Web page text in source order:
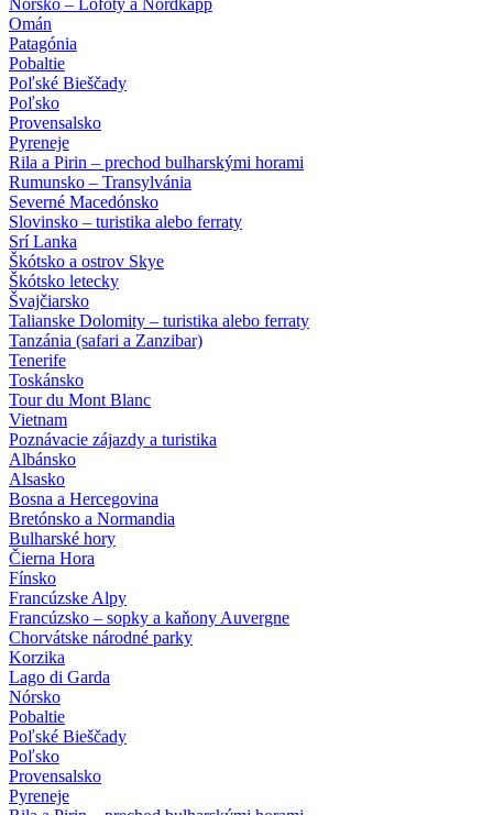
Nórsko – Lofoty a Nordkapp
Omán
Patagónia
Pobaltie
Poľské Bieščady
Poľsko
Provensalsko
Pyreneje
Rila a Pirin – prechod bulharskými horami
Rumunsko – Transylvánia
Severné Macedónsko
Slovinsko – turistika alebo ferraty
Srí Lanka
Škótsko a ostrov Skye
Škótsko letecky
Švajčiarsko
Talianske Dolomity – turistika alebo ferraty
Tanzánia (safari a Zanzibar)
Tenerife
Toskánsko
Tour du Mont Blanc
Vietnam
Poznávacie zájazdy a turistika
Albánsko
Alsasko
Bosna a Hercegovina
Bretónsko a Normandia
Bulharské hory
Čierna Hora
Fínsko
Francúzske Alpy
Francúzsko – sopky a kaňony Auvergne
Chorvátske národné parky
Korzika
Lago di Garda
Nórsko
Pobaltie
Poľské Bieščady
Poľsko
Provensalsko
Pyreneje